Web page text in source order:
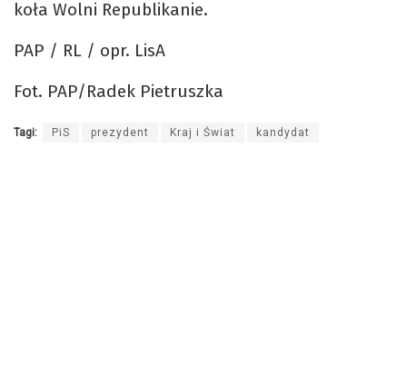
koła Wolni Republikanie.
PAP / RL / opr. LisA
Fot. PAP/Radek Pietruszka
Tagi: PiS prezydent Kraj i Świat kandydat